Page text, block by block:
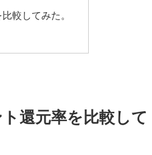
較してみた。
還元率を比較して